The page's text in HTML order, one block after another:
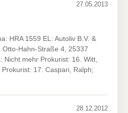
27.05.2013
HRA 1559 EL: Autoliv B.V. &
Otto-Hahn-Straße 4, 25337
Nicht mehr Prokurist: 16. Witt,
17. Caspari, Ralph;
28.12.2012